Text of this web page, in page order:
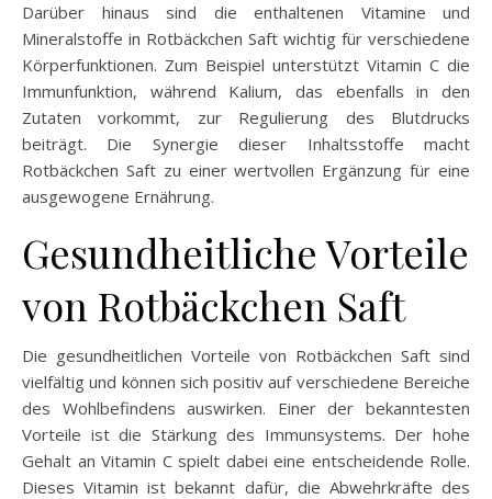
Darüber hinaus sind die enthaltenen Vitamine und
Mineralstoffe in Rotbäckchen Saft wichtig für verschiedene
Körperfunktionen. Zum Beispiel unterstützt Vitamin C die
Immunfunktion, während Kalium, das ebenfalls in den
Zutaten vorkommt, zur Regulierung des Blutdrucks
beiträgt. Die Synergie dieser Inhaltsstoffe macht
Rotbäckchen Saft zu einer wertvollen Ergänzung für eine
ausgewogene Ernährung.
Gesundheitliche Vorteile
von Rotbäckchen Saft
Die gesundheitlichen Vorteile von Rotbäckchen Saft sind
vielfältig und können sich positiv auf verschiedene Bereiche
des Wohlbefindens auswirken. Einer der bekanntesten
Vorteile ist die Stärkung des Immunsystems. Der hohe
Gehalt an Vitamin C spielt dabei eine entscheidende Rolle.
Dieses Vitamin ist bekannt dafür, die Abwehrkräfte des